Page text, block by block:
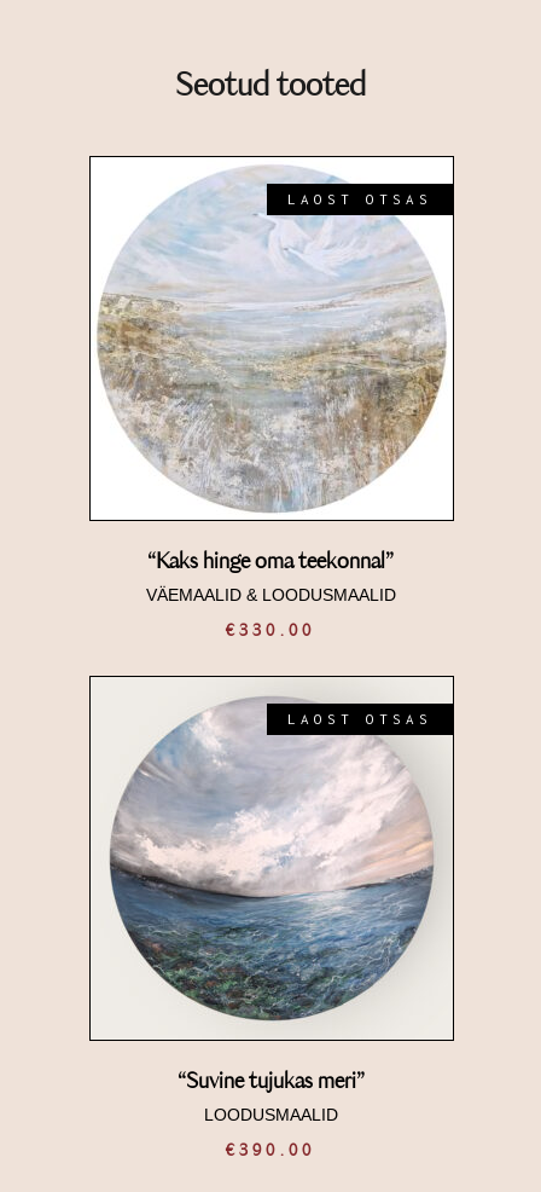
Seotud tooted
LAOST OTSAS
“Kaks hinge oma teekonnal”
VÄEMAALID& LOODUSMAALID
€ 330.00
LAOST OTSAS
“Suvine tujukas meri”
LOODUSMAALID
€ 390.00